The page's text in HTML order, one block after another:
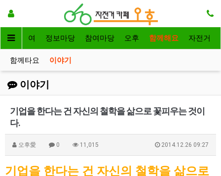
전거대여 정보마당 참여마당 오후 함께해요 자전거
함께타요 이야기
이야기
기업을 한다는 건 자신의 철학을 삶으로 꽃피우는 것이
다.
오후愛 0 11,015 2014.12.26 09:27
기업을 한다는 건 자신의 철학을 삶으로